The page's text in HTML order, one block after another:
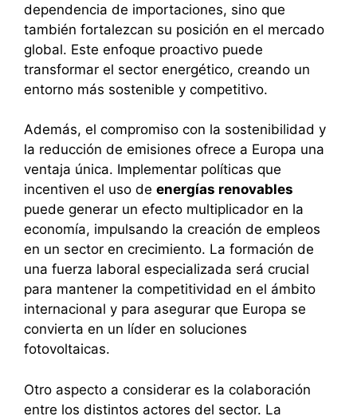
dependencia de importaciones, sino que
también fortalezcan su posición en el mercado
global. Este enfoque proactivo puede
transformar el sector energético, creando un
entorno más sostenible y competitivo.
Además, el compromiso con la sostenibilidad y
la reducción de emisiones ofrece a Europa una
ventaja única. Implementar políticas que
incentiven el uso de energías renovables
puede generar un efecto multiplicador en la
economía, impulsando la creación de empleos
en un sector en crecimiento. La formación de
una fuerza laboral especializada será crucial
para mantener la competitividad en el ámbito
internacional y para asegurar que Europa se
convierta en un líder en soluciones
fotovoltaicas.
Otro aspecto a considerar es la colaboración
entre los distintos actores del sector. La